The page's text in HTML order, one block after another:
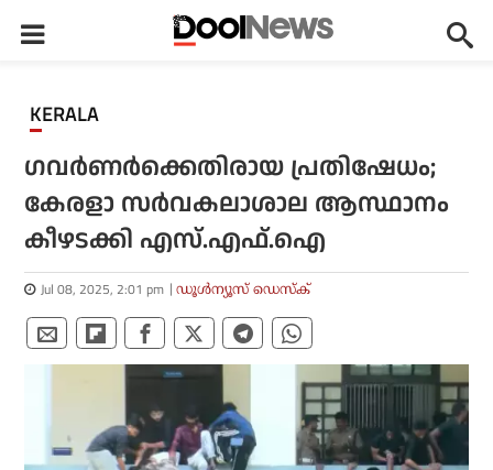
KERALA
ഗവര്‍ണര്‍ക്കെതിരായ പ്രതിഷേധം;
കേരളാ സര്‍വകലാശാല ആസ്ഥാനം
കീഴടക്കി എസ്.എഫ്.ഐ
Jul 08, 2025, 2:01 pm ഡൂള്‍ന്യൂസ് ഡെസ്‌ക്